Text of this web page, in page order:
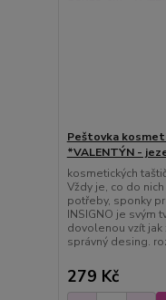
Peštovka
*VALENTÝN -
kosmetických
Vždy je, co do
potřeby, sponky
INSIGNO je svým
dovolenou vzít jak
správný desing.
279 Kč